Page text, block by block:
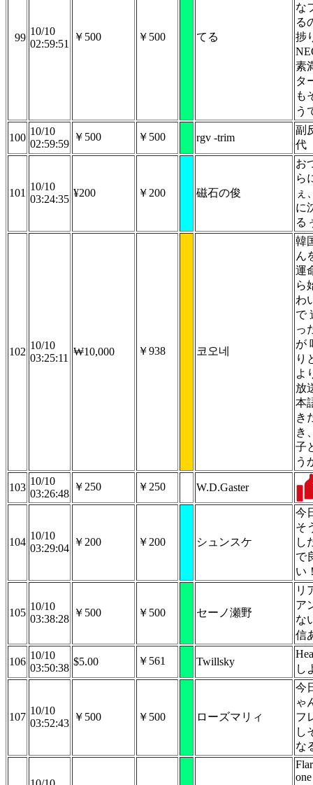
99
10/10
02:59:51
￥500 ￥500 てる
な
る
捗
素
タ
も
う
100
10/10
02:59:59
￥500 ￥500 rgv -trim
副
代
101
10/10
03:24:35
¥200 ￥200 磁石の俊
お
ら
ぇ
に
る
102
10/10
03:25:11
₩10,000 ￥938 코오네
韓
ん
運
ら
わ
で
っ
が
り
よ
放
本
き
き
子
う
103
10/10
03:26:48
￥250 ￥250 W.D.Gaster
104
10/10
03:29:04
￥200 ￥200 シュンスケ
今
そ
し
で
い
105
10/10
03:38:28
￥500 ￥500 セーノ瀬野
リ
ア
な
信
106
10/10
03:50:38
$5.00 ￥561 Twillsky
し
107
10/10
03:52:43
￥500 ￥500 ローズマリィ
今
ゃ
フ
し
な